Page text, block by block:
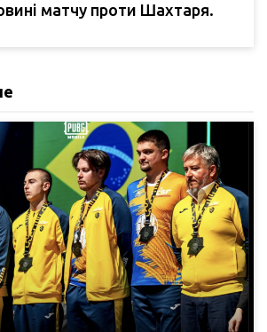
матчу проти Шахтаря.